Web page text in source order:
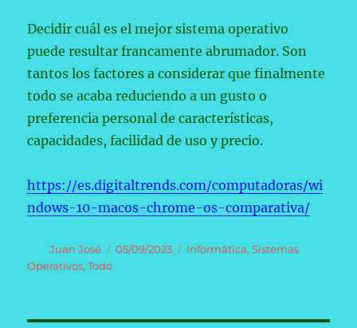
Decidir cuál es el mejor sistema operativo
puede resultar francamente abrumador. Son
tantos los factores a considerar que finalmente
todo se acaba reduciendo a un gusto o
preferencia personal de características,
capacidades, facilidad de uso y precio.
https://es.digitaltrends.com/computadoras/wi
ndows-10-macos-chrome-os-comparativa/
Autor
Juan José
Publicado
05/09/2023 Categorías
Informática,Sistemas
Operativos,Todo